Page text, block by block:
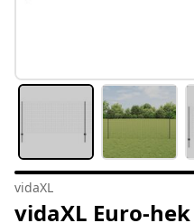
vidaXL
vidaXL Euro-